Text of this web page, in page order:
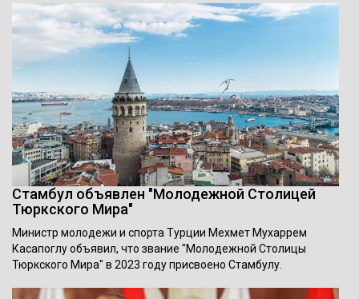
Стамбул объявлен "Молодежной Столицей
Тюркского Мира"
Министр молодежи и спорта Турции Мехмет Мухаррем
Касапоглу объявил, что звание "Молодежной Столицы
Тюркского Мира" в 2023 году присвоено Стамбулу.